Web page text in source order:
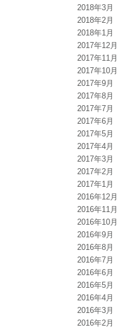
2018年3月
2018年2月
2018年1月
2017年12月
2017年11月
2017年10月
2017年9月
2017年8月
2017年7月
2017年6月
2017年5月
2017年4月
2017年3月
2017年2月
2017年1月
2016年12月
2016年11月
2016年10月
2016年9月
2016年8月
2016年7月
2016年6月
2016年5月
2016年4月
2016年3月
2016年2月